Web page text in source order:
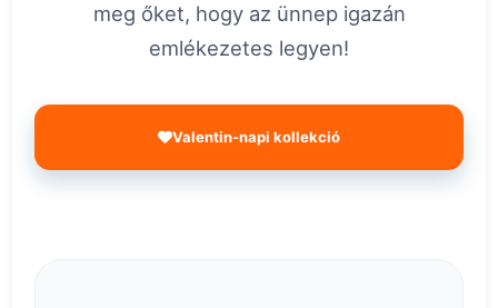
meg őket, hogy az ünnep igazán
emlékezetes legyen!
Valentin-napi kollekció